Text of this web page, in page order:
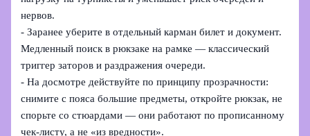
нервов.
- Заранее уберите в отдельный карман билет и документ.
Медленный поиск в рюкзаке на рамке — классический
триггер заторов и раздражения очереди.
- На досмотре действуйте по принципу прозрачности:
снимите с пояса большие предметы, откройте рюкзак, не
спорьте со стюардами — они работают по прописанному
чек‑листу, а не «из вредности».